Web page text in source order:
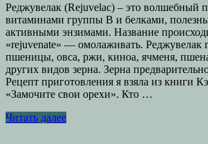
Реджувелак (Rejuvelac) – это волшебный
витаминами группы В и белками,
активными энзимами. Название
«rejuvenate» — омолаживать. Реджувелак
пшеницы, овса, ржи, киноа, ячменя,
других видов зерна. Зерна
Рецепт приготовления я взяла из книги
«Замочите свои орехи». Кто …
Читать далее